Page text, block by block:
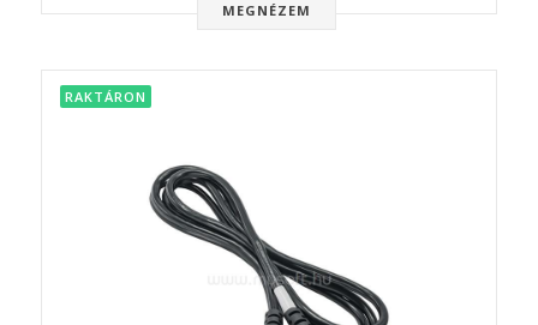
MEGNÉZEM
RAKTÁRON